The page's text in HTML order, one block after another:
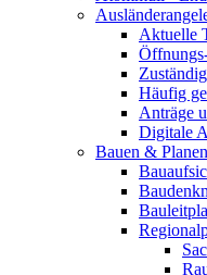
Aktuelle
Häufig
Anträge
Digitale
Bauen & Planen